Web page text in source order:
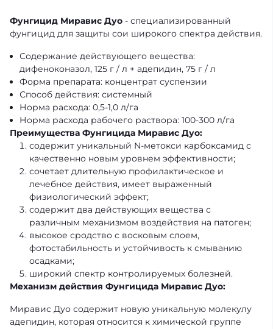
Фунгицид Миравис Дуо - специализированный
фунгицид для защиты сои широкого спектра действия.
Содержание действующего вещества:
дифеноконазол, 125 г / л + адепидин, 75 г / л
Форма препарата: концентрат суспензии
Способ действия: системный
Норма расхода: 0,5-1,0 л/га
Норма расхода рабочего раствора: 100-300 л/га
Преимущества Фунгицида Миравис Дуо:
содержит уникальный N-метокси карбоксамид с
качественно новым уровнем эффективности;
сочетает длительную профилактическое и
лечебное действия, имеет выраженный
физиологический эффект;
содержит два действующих вещества с
различным механизмом воздействия на патоген;
высокое сродство с восковым слоем,
фотостабильность и устойчивость к смыванию
осадками;
широкий спектр контролируемых болезней.
Механизм действия Фунгицида Миравис Дуо:
Миравис Дуо содержит новую уникальную молекулу
адепидин, которая относится к химической группе